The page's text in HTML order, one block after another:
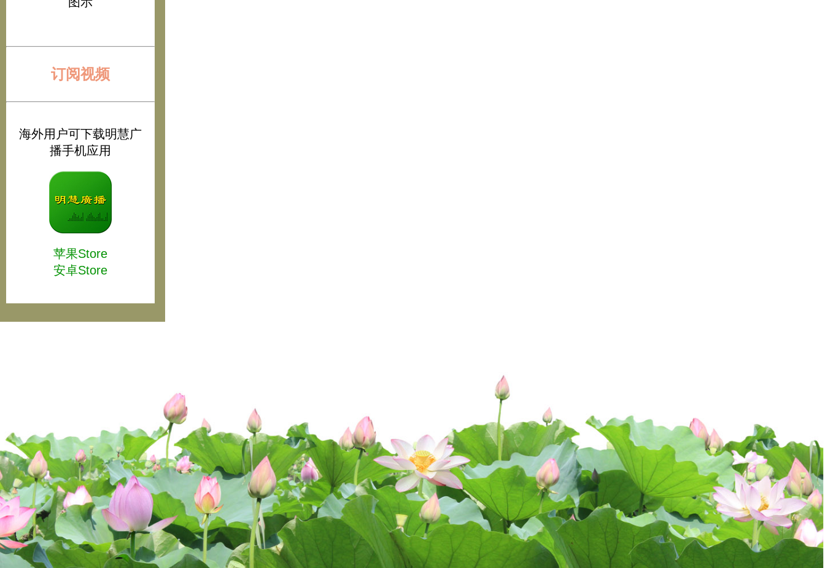
订阅视频
海外用户可下载明慧广
播手机应用
苹果Store
安卓Store